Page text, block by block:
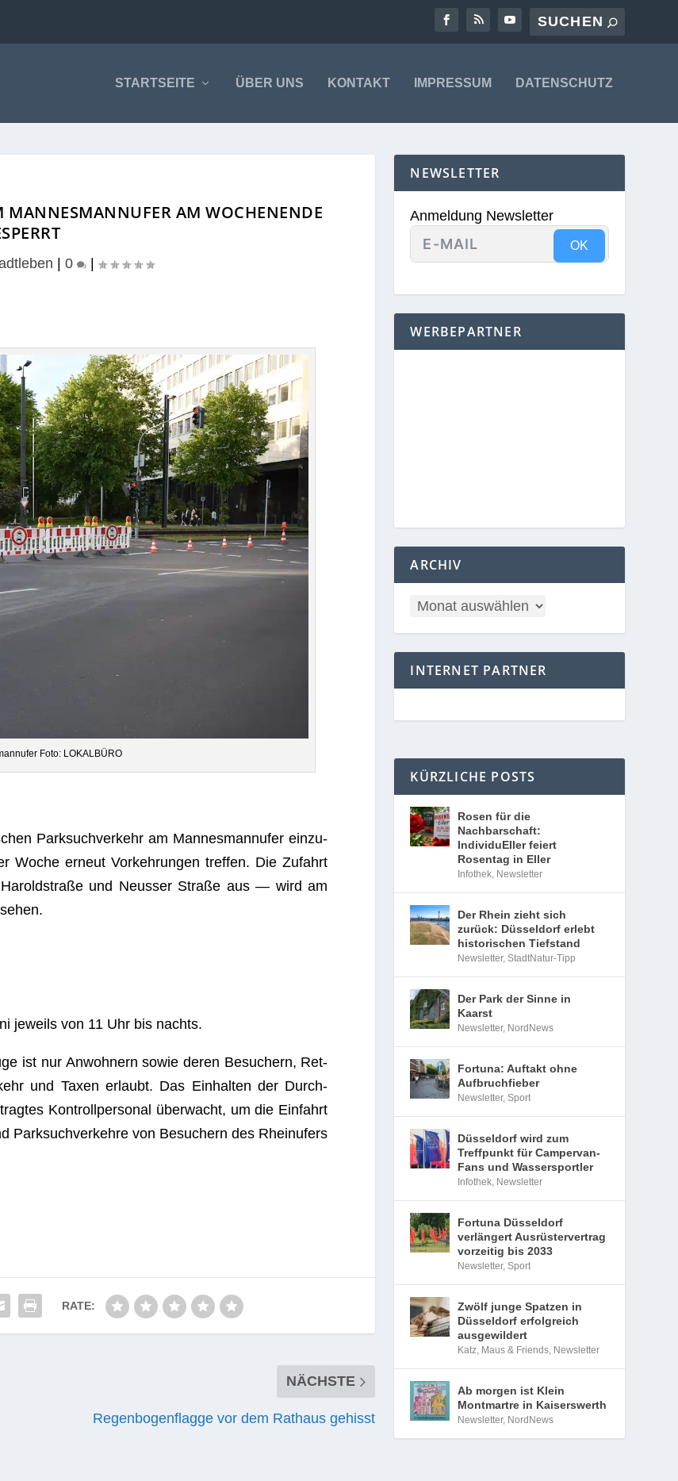
STARTSEITE ÜBER UNS KONTAKT IMPRESSUM DATENSCHUTZ
MANNESMANNUFER AM WOCHENENDE
0 |
Foto: LOKALBÜRO
Park­such­ver­kehr am Man­nes­mann­ufer ein­zu­
Woche erneut Vor­keh­run­gen tref­fen. Die Zufahrt
und Neus­ser Straße aus — wird am
jeweils von 11 Uhr bis nachts.
ist nur Anwoh­nern sowie deren Besu­chern, Ret­
und Taxen erlaubt. Das Ein­hal­ten der Durch­
Kon­troll­per­so­nal über­wacht, um die Ein­fahrt
Park­such­ver­kehre von Besu­chern des Rhein­ufers
RATE:
NÄCHSTE
Regenbogenflagge vor dem Rathaus gehisst
NEWSLETTER
Anmeldung Newsletter
OK
WERBEPARTNER
ARCHIV
INTERNET PARTNER
KÜRZLICHE POSTS
Rosen für die
Nachbarschaft:
IndividuEller feiert
Rosentag in Eller
Infothek, Newsletter
Der Rhein zieht sich
zurück: Düsseldorf erlebt
historischen Tiefstand
Newsletter,StadtNatur-Tipp
Der Park der Sinne in
Kaarst
Newsletter, NordNews
Fortuna: Auftakt ohne
Aufbruchfieber
Newsletter,Sport
Düsseldorf wird zum
Treffpunkt für Campervan-
Fans und Wassersportler
Infothek, Newsletter
Fortuna Düsseldorf
verlängert Ausrüstervertrag
vorzeitig bis 2033
Newsletter,Sport
Zwölf junge Spatzen in
Düsseldorf erfolgreich
ausgewildert
Katz, Maus & Friends, Newsletter
Ab morgen ist Klein
Montmartre in Kaiserswerth
Newsletter, NordNews